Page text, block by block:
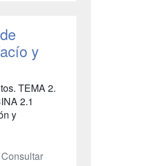
y
TEMA 2.
2.1
y
Consultar